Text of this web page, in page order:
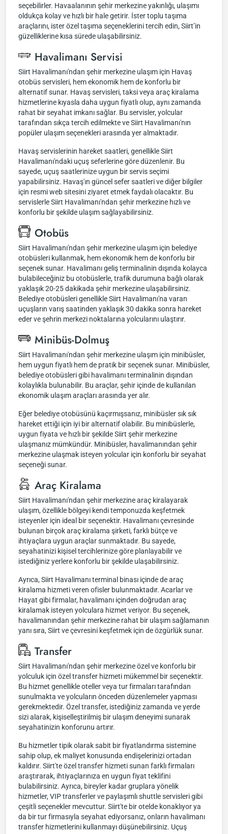
seçebilirler. Havaalanının şehir merkezine yakınlığı, ulaşımı
oldukça kolay ve hızlı bir hale getirir. İster toplu taşıma
araçlarını, ister özel taşıma seçeneklerini tercih edin, Siirt’in
güzelliklerine kısa sürede ulaşabilirsiniz.
Havalimanı Servisi
Siirt Havalimanı'ndan şehir merkezine ulaşım için Havaş
otobüs servisleri, hem ekonomik hem de konforlu bir
alternatif sunar. Havaş servisleri, taksi veya araç kiralama
hizmetlerine kıyasla daha uygun fiyatlı olup, aynı zamanda
rahat bir seyahat imkanı sağlar. Bu servisler, yolcular
tarafından sıkça tercih edilmekte ve Siirt Havalimanı'nın
popüler ulaşım seçenekleri arasında yer almaktadır.
Havaş servislerinin hareket saatleri, genellikle Siirt
Havalimanı'ndaki uçuş seferlerine göre düzenlenir. Bu
sayede, uçuş saatlerinize uygun bir servis seçimi
yapabilirsiniz. Havaş'ın güncel sefer saatleri ve diğer bilgiler
için resmi web sitesini ziyaret etmek faydalı olacaktır. Bu
servislerle Siirt Havalimanı'ndan şehir merkezine hızlı ve
konforlu bir şekilde ulaşım sağlayabilirsiniz.
Otobüs
Siirt Havalimanı'ndan şehir merkezine ulaşım için belediye
otobüsleri kullanmak, hem ekonomik hem de konforlu bir
seçenek sunar. Havalimanı geliş terminalinin dışında kolayca
bulabileceğiniz bu otobüslerle, trafik durumuna bağlı olarak
yaklaşık 20-25 dakikada şehir merkezine ulaşabilirsiniz.
Belediye otobüsleri genellikle Siirt Havalimanı'na varan
uçuşların varış saatinden yaklaşık 30 dakika sonra hareket
eder ve şehrin merkezi noktalarına yolcularını ulaştırır.
Minibüs-Dolmuş
Siirt Havalimanı'ndan şehir merkezine ulaşım için minibüsler,
hem uygun fiyatlı hem de pratik bir seçenek sunar. Minibüsler,
belediye otobüsleri gibi havalimanı terminalinin dışından
kolaylıkla bulunabilir. Bu araçlar, şehir içinde de kullanılan
ekonomik ulaşım araçları arasında yer alır.
Eğer belediye otobüsünü kaçırmışsanız, minibüsler sık sık
hareket ettiği için iyi bir alternatif olabilir. Bu minibüslerle,
uygun fiyata ve hızlı bir şekilde Siirt şehir merkezine
ulaşmanız mümkündür. Minibüsler, havalimanından şehir
merkezine ulaşmak isteyen yolcular için konforlu bir seyahat
seçeneği sunar.
Araç Kiralama
Siirt Havalimanı'ndan şehir merkezine araç kiralayarak
ulaşım, özellikle bölgeyi kendi temponuzda keşfetmek
isteyenler için ideal bir seçenektir. Havalimanı çevresinde
bulunan birçok araç kiralama şirketi, farklı bütçe ve
ihtiyaçlara uygun araçlar sunmaktadır. Bu sayede,
seyahatinizi kişisel tercihlerinize göre planlayabilir ve
istediğiniz yerlere konforlu bir şekilde ulaşabilirsiniz.
Ayrıca, Siirt Havalimanı terminal binası içinde de araç
kiralama hizmeti veren ofisler bulunmaktadır. Acarlar ve
Hayat gibi firmalar, havalimanı içinden doğrudan araç
kiralamak isteyen yolculara hizmet veriyor. Bu seçenek,
havalimanından şehir merkezine rahat bir ulaşım sağlamanın
yanı sıra, Siirt ve çevresini keşfetmek için de özgürlük sunar.
Transfer
Siirt Havalimanı'ndan şehir merkezine özel ve konforlu bir
yolculuk için özel transfer hizmeti mükemmel bir seçenektir.
Bu hizmet genellikle oteller veya tur firmaları tarafından
sunulmakta ve yolcuların önceden düzenlemeler yapması
gerekmektedir. Özel transfer, istediğiniz zamanda ve yerde
sizi alarak, kişiselleştirilmiş bir ulaşım deneyimi sunarak
seyahatinizin konforunu artırır.
Bu hizmetler tipik olarak sabit bir fiyatlandırma sistemine
sahip olup, ek maliyet konusunda endişelerinizi ortadan
kaldırır. Siirt'te özel transfer hizmeti sunan farklı firmaları
araştırarak, ihtiyaçlarınıza en uygun fiyat teklifini
bulabilirsiniz. Ayrıca, bireyler kadar gruplara yönelik
hizmetler, VIP transferler ve paylaşımlı shuttle servisleri gibi
çeşitli seçenekler mevcuttur. Siirt'te bir otelde konaklıyor ya
da bir tur firmasıyla seyahat ediyorsanız, onların havalimanı
transfer hizmetlerini kullanmayı düşünebilirsiniz. Uçuş